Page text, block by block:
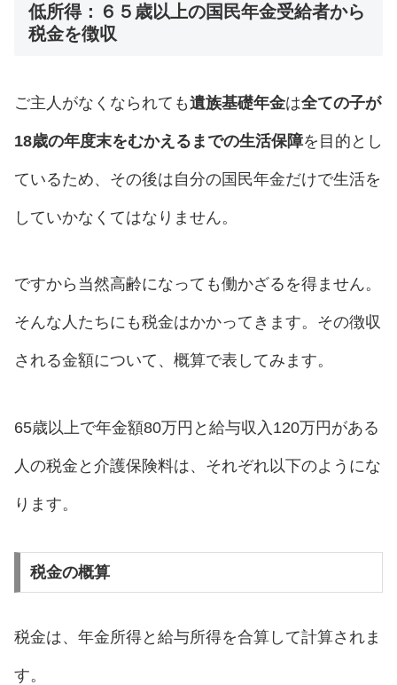
低所得：６５歳以上の国民年金受給者から
税金を徴収
ご主人がなくなられても遺族基礎年金は全ての子が
18歳の年度末をむかえるまでの生活保障を目的とし
ているため、その後は自分の国民年金だけで生活を
していかなくてはなりません。
ですから当然高齢になっても働かざるを得ません。
そんな人たちにも税金はかかってきます。その徴収
される金額について、概算で表してみます。
65歳以上で年金額80万円と給与収入120万円がある
人の税金と介護保険料は、それぞれ以下のようにな
ります。
税金の概算
税金は、年金所得と給与所得を合算して計算されま
す。